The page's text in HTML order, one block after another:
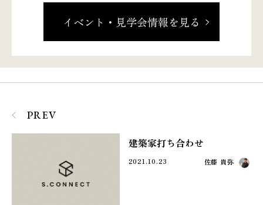
イベント・見学会情報を見る
PREV
建築家打ち合わせ
2021.10.23 佐藤 貴弥